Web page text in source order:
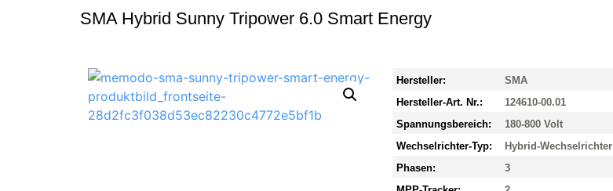
SMA Hybrid Sunny Tripower 6.0 Smart Energy
Hersteller:
SMA
Hersteller-Art. Nr.:
124610-00.01
Spannungsbereich:
180-800 Volt
Wechselrichter-Typ:
Hybrid-Wechselrichter
Phasen:
3